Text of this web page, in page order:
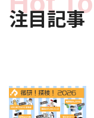
注目記事